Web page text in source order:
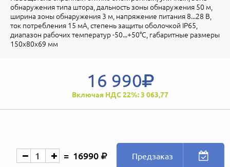
обнаружения типа штора, дальность зоны обнаружения 50 м,
ширина зоны обнаружения 3 м, напряжение питания 8...28 В,
ток потребления 15 мА, степень защиты оболочкой IP65,
диапазон рабочих температур -50...+50°С, габаритные размеры
150х80х69 мм
16 990
Включая НДС 22%: 3 063,77
16990 Предзаказ